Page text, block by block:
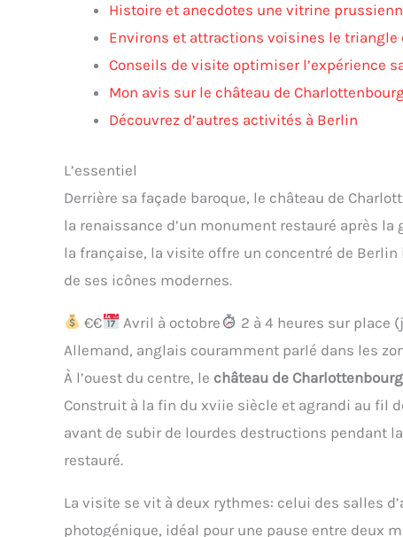
Histoire et anecdotes une vitrine
Environs et attractions voisines le
Conseils de visite optimiser l’expérience
Mon avis sur le château de Charlottenbourg
Découvrez d’autres activités à Berlin
L’essentiel
Derrière sa façade baroque, le château de
la renaissance d’un monument restauré après la
la française, la visite offre un concentré de
de ses icônes modernes.
€€ Avril à octobre
2 à 4 heures sur place
Allemand, anglais couramment parlé dans les
À l’ouest du centre, le château de Charlottenbourg
Construit à la fin du xviie siècle et agrandi au fil
avant de subir de lourdes destructions pendant la
restauré.
La visite se vit à deux rythmes: celui des salles
photogénique, idéal pour une pause entre deux